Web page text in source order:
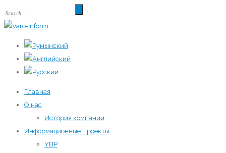
Главная
О нас
История компании
Информационные Проекты
YBP